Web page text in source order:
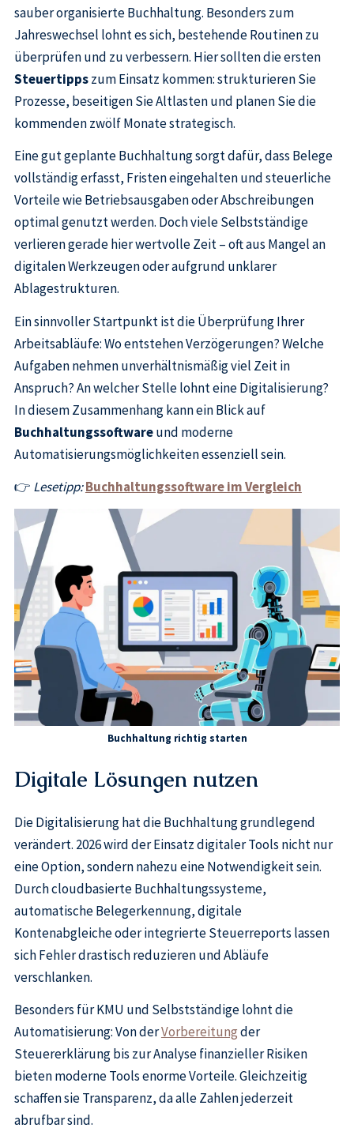
sauber organisierte Buchhaltung. Besonders zum
Jahreswechsel lohnt es sich, bestehende Routinen zu
überprüfen und zu verbessern. Hier sollten die ersten
Steuertippszum Einsatz kommen: strukturieren Sie
Prozesse, beseitigen Sie Altlasten und planen Sie die
kommenden zwölf Monate strategisch.
Eine gut geplante Buchhaltung sorgt dafür, dass Belege
vollständig erfasst, Fristen eingehalten und steuerliche
Vorteile wie Betriebsausgaben oder Abschreibungen
optimal genutzt werden. Doch viele Selbstständige
verlieren gerade hier wertvolle Zeit – oft aus Mangel an
digitalen Werkzeugen oder aufgrund unklarer
Ablagestrukturen.
Ein sinnvoller Startpunkt ist die Überprüfung Ihrer
Arbeitsabläufe: Wo entstehen Verzögerungen? Welche
Aufgaben nehmen unverhältnismäßig viel Zeit in
Anspruch? An welcher Stelle lohnt eine Digitalisierung?
In diesem Zusammenhang kann ein Blick auf
Buchhaltungssoftwareund moderne
Automatisierungsmöglichkeiten essenziell sein.
👉 Lesetipp:Buchhaltungssoftware im Vergleich
Buchhaltung richtig starten
Digitale Lösungen nutzen
Die Digitalisierung hat die Buchhaltung grundlegend
verändert. 2026 wird der Einsatz digitaler Tools nicht nur
eine Option, sondern nahezu eine Notwendigkeit sein.
Durch cloudbasierte Buchhaltungssysteme,
automatische Belegerkennung, digitale
Kontenabgleiche oder integrierte Steuerreports lassen
sich Fehler drastisch reduzieren und Abläufe
verschlanken.
Besonders für KMU und Selbstständige lohnt die
Automatisierung: Von derVorbereitungder
Steuererklärung bis zur Analyse finanzieller Risiken
bieten moderne Tools enorme Vorteile. Gleichzeitig
schaffen sie Transparenz, da alle Zahlen jederzeit
abrufbar sind.